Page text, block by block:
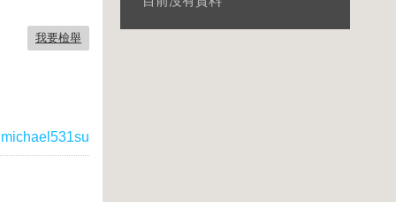
我要檢舉
michael531su